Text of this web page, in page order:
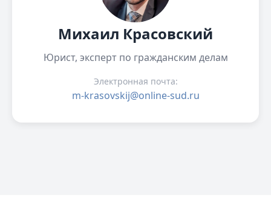
Михаил Красовский
Юрист, эксперт по гражданским делам
Электронная почта:
m-krasovskij@online-sud.ru